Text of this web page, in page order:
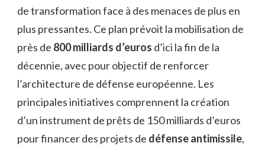
de transformation face à des menaces de plus en
plus pressantes. Ce plan prévoit la mobilisation de
près de 800 milliards d’euros d’ici la fin de la
décennie, avec pour objectif de renforcer
l’architecture de défense européenne. Les
principales initiatives comprennent la création
d’un instrument de prêts de 150 milliards d’euros
pour financer des projets de défense antimissile,